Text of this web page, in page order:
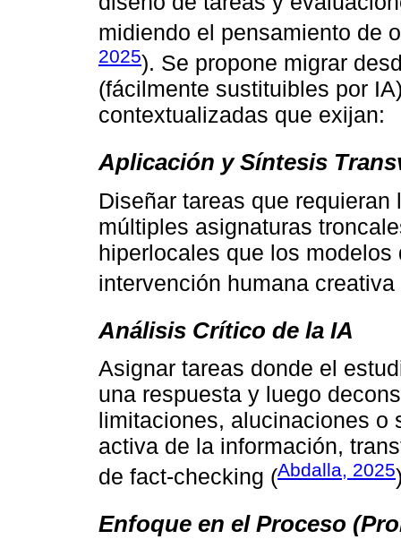
midiendo el pensamiento de
2025). Se propone migrar
(fácilmente sustituibles por
contextualizadas que exijan:
Aplicación y Síntesis
Diseñar tareas que
múltiples asignaturas
hiperlocales que los
intervención humana creativa
Análisis Crítico de la IA
Asignar tareas donde el
una respuesta y luego
limitaciones, alucinaciones o
activa de la información,
de fact-checking (Abdalla, 2025
Enfoque en el Proceso